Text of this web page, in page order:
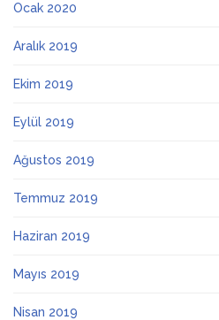
Ocak 2020
Aralık 2019
Ekim 2019
Eylül 2019
Ağustos 2019
Temmuz 2019
Haziran 2019
Mayıs 2019
Nisan 2019